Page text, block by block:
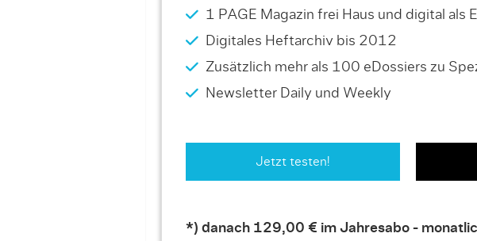
1 PAGE Magazin frei Haus und digital als
Digitales Heftarchiv bis 2012
Zusätzlich mehr als 100 eDossiers zu
Newsletter Daily und Weekly
Jetzt testen!
*) danach 129,00 € im Jahresabo -